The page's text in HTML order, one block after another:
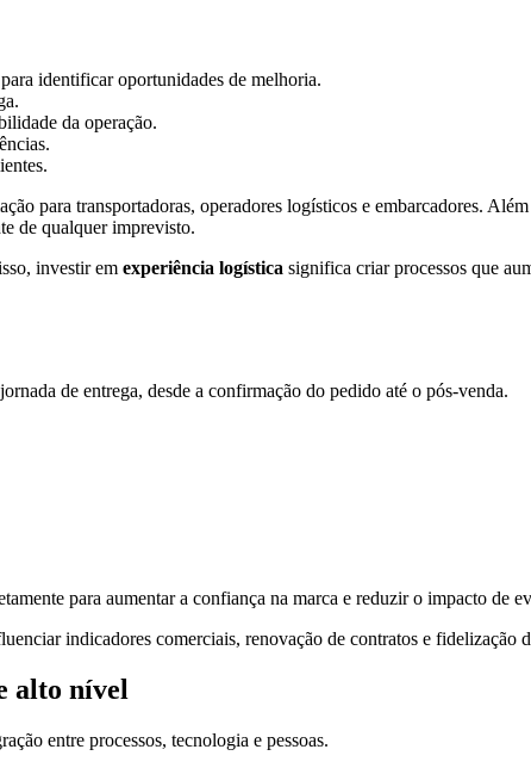
identificar oportunidades de melhoria.
da operação.
para transportadoras, operadores logísticos e embarcadores.
de qualquer imprevisto.
investir em experiência logística significa criar processos que
de entrega, desde a confirmação do pedido até o pós-venda.
para aumentar a confiança na marca e reduzir o impacto de
indicadores comerciais, renovação de contratos e fidelização
alto nível
entre processos, tecnologia e pessoas.